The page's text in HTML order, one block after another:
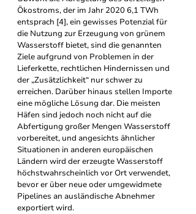
Ökostroms, der im Jahr 2020 6,1 TWh
entsprach [4], ein gewisses Potenzial für
die Nutzung zur Erzeugung von grünem
Wasserstoff bietet, sind die genannten
Ziele aufgrund von Problemen in der
Lieferkette, rechtlichen Hindernissen und
der „Zusätzlichkeit“ nur schwer zu
erreichen. Darüber hinaus stellen Importe
eine mögliche Lösung dar. Die meisten
Häfen sind jedoch noch nicht auf die
Abfertigung großer Mengen Wasserstoff
vorbereitet, und angesichts ähnlicher
Situationen in anderen europäischen
Ländern wird der erzeugte Wasserstoff
höchstwahrscheinlich vor Ort verwendet,
bevor er über neue oder umgewidmete
Pipelines an ausländische Abnehmer
exportiert wird.